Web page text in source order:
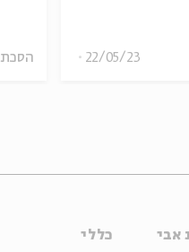
הסכת 22/05/23
אבי
כללי